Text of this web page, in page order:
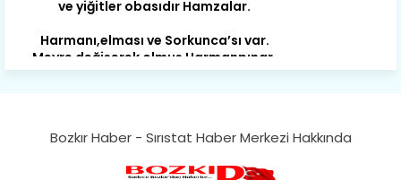
Harmanı,elması ve Sorkunca’sı var.
kan, Bunlarla kasaba olmuş Sarıoğlan.
Çarşamba’nın koynunda tarih çok
Bozkır Haber - Sırıstat Haber Merkezi Hakkında